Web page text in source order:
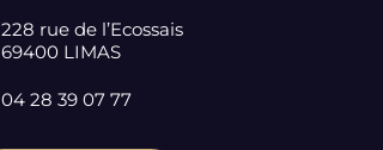
228 rue de l’Ecossais
69400 LIMAS
04 28 39 07 77